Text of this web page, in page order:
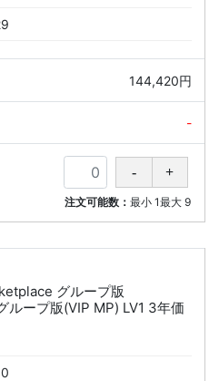
144,420円
-
注文可能数：最小 1最大 9
グループ版
ループ版(VIP MP) LV1 3年価